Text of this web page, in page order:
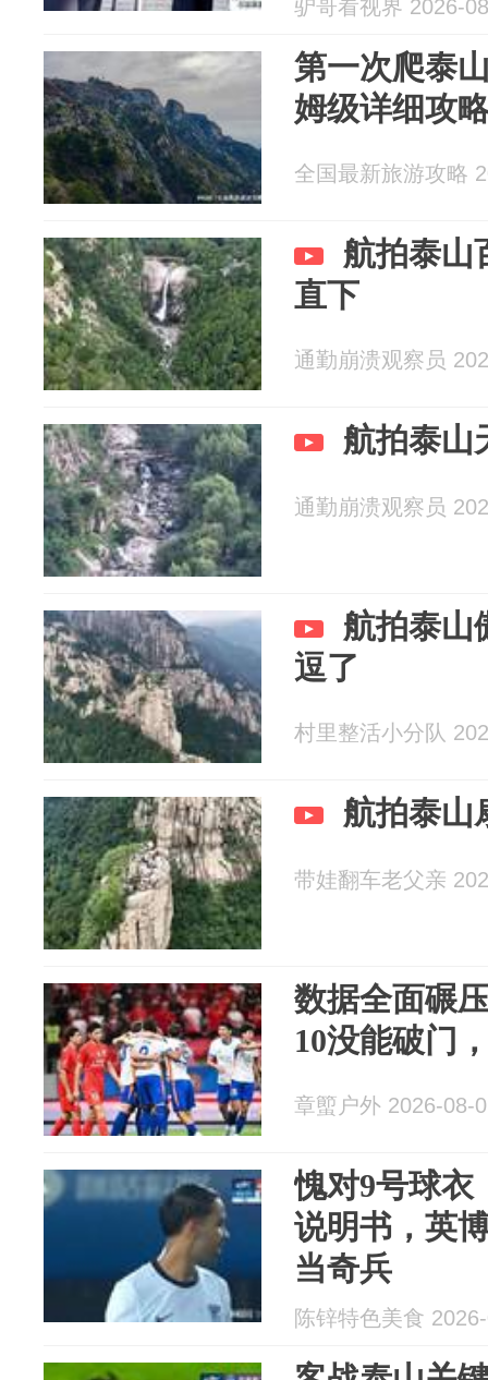
驴哥看视界 2026-
第一次爬泰
姆级详细攻
全国最新旅游攻略
航拍泰山
直下
通勤崩溃观察员
航拍泰山
通勤崩溃观察员
航拍泰山
逗了
村里整活小分队
航拍泰山
带娃翻车老父亲
数据全面碾
10没能破门
章蠞户外 2026-08-
愧对9号球衣
说明书，英
当奇兵
陈锌特色美食